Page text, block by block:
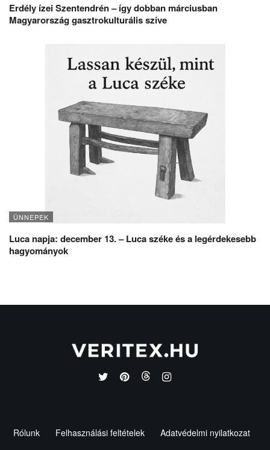
Erdély ízei Szentendrén – így dobban márciusban
Magyarország gasztrokulturális szíve
ÜNNEPEK
Luca napja: december 13. – Luca széke és a legérdekesebb
hagyományok
Rólunk Felhasználási feltételek Adatvédelmi nyilatkozat